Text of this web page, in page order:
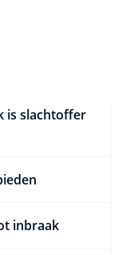
is slachtoffer
inbraak